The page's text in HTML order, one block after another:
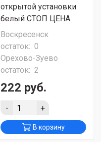
открытой установки
белый СТОП ЦЕНА
Воскресенск
остаток: 0
Орехово-Зуево
остаток: 2
222 руб.
- +
В корзину